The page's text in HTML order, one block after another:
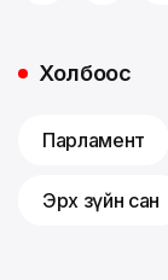
Холбоос
Парламент
Эрх зүйн сан